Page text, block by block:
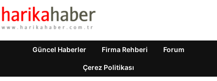
Güncel Haberler Firma Rehberi Forum
Çerez Politikası